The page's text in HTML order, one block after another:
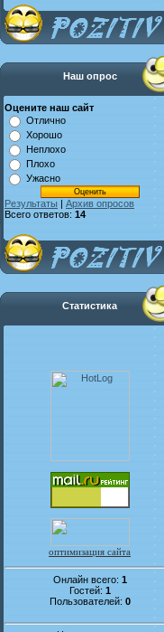
Наш опрос
Оцените наш сайт
Отлично
Хорошо
Неплохо
Плохо
Ужасно
Результаты | Архив опросов
Всего ответов: 14
Статистика
оптимизация сайта
Онлайн всего: 1
Гостей: 1
Пользователей: 0